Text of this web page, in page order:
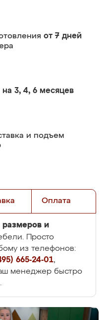
от 7 дней
на 3, 4, 6 месяцев
и подъем
Оплата
размеров и
Просто
из телефонов:
665-24-01,
менеджер быстро